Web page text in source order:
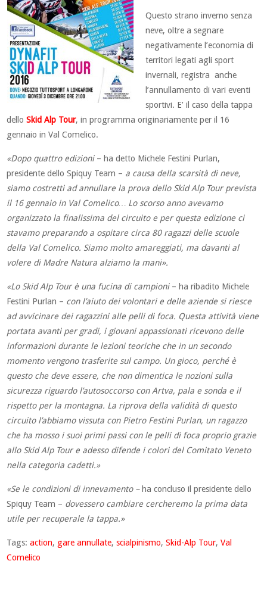
Questo strano inverno senza
neve, oltre a segnare
negativamente l’economia di
territori legati agli sport
invernali, registra anche
l’annullamento di vari eventi
sportivi. E’ il caso della tappa
delloSkid Alp Tour, in programma originariamente per il 16
gennaio in Val Comelico.
«Dopo quattro edizioni– ha detto Michele Festini Purlan,
presidente dello Spiquy Team – a causa della scarsità di neve,
siamo costretti ad annullare la prova dello Skid Alp Tour prevista
il 16 gennaio in Val Comelico… Lo scorso anno avevamo
organizzato la finalissima del circuito e per questa edizione ci
stavamo preparando a ospitare circa 80 ragazzi delle scuole
della Val Comelico. Siamo molto amareggiati, ma davanti al
volere di Madre Natura alziamo la mani».
«Lo Skid Alp Tour è una fucina di campioni– ha ribadito Michele
Festini Purlan – con l’aiuto dei volontari e delle aziende si riesce
ad avvicinare dei ragazzini alle pelli di foca. Questa attività viene
portata avanti per gradi, i giovani appassionati ricevono delle
informazioni durante le lezioni teoriche che in un secondo
momento vengono trasferite sul campo. Un gioco, perché è
questo che deve essere, che non dimentica le nozioni sulla
sicurezza riguardo l’autosoccorso con Artva, pala e sonda e il
rispetto per la montagna. La riprova della validità di questo
circuito l’abbiamo vissuta con Pietro Festini Purlan, un ragazzo
che ha mosso i suoi primi passi con le pelli di foca proprio grazie
allo Skid Alp Tour e adesso difende i colori del Comitato Veneto
nella categoria cadetti.»
«Se le condizioni di innevamento –ha concluso il presidente dello
Spiquy Team – dovessero cambiare cercheremo la prima data
utile per recuperale la tappa.»
Tags:action, gare annullate,scialpinismo,Skid-Alp Tour,Val
Comelico